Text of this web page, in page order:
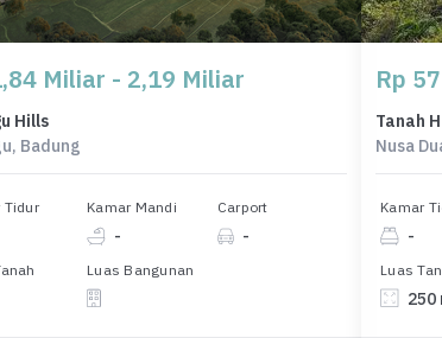
Miliar - 2,19 Miliar
Hills
Badung
Tidur Kamar Mandi
-
Carport
-
Luas Bangunan
Rp
Nusa
Kamar
-
Luas
250